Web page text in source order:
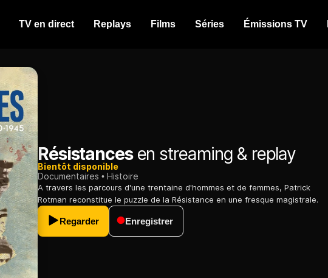
TV en direct Replays Films Séries Émissions TV
Résistancesen streaming & replay
Bientôt disponible
Documentaires
Histoire
A travers les parcours d'une trentaine d'hommes et de femmes, Patrick
Rotman reconstitue le puzzle de la Résistance en une fresque magistrale.
Regarder Enregistrer